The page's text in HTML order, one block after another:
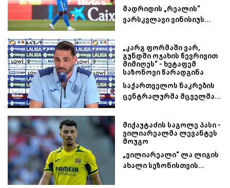
მადრიდის „რეალის“
ვარსკვლავი ვინისიუს...
„კარგ ფორმაში ვარ,
გუნდში ოჯახის წევრივით
მიმიღეს“ - ხეტაფემ
საზონოვი წარადგინა
საქართველოს ნაკრების
ცენტრალურმა მცველმა...
მიქაუტაძის საგოლე პასი -
ვილიარეალმა ლევანტეს
მოუგო
„ვილიარეალი“ ლა ლიგის
ახალი სეზონისთვის...